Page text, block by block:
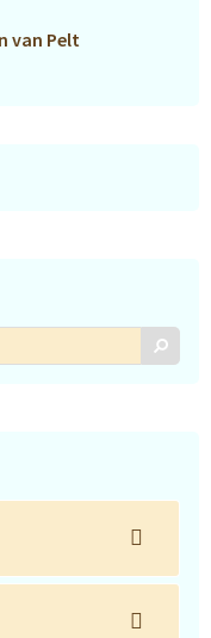
van Pelt
Zoek